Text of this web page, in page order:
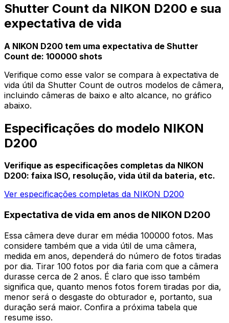
Shutter Count da NIKON D200 e sua
expectativa de vida
A NIKON D200 tem uma expectativa de Shutter
Count de: 100000 shots
Verifique como esse valor se compara à expectativa de
vida útil da Shutter Count de outros modelos de câmera,
incluindo câmeras de baixo e alto alcance, no gráfico
abaixo.
Especificações do modelo NIKON
D200
Verifique as especificações completas da NIKON
D200: faixa ISO, resolução, vida útil da bateria, etc.
Ver especificações completas da NIKON D200
Expectativa de vida em anos de NIKON D200
Essa câmera deve durar em média 100000 fotos. Mas
considere também que a vida útil de uma câmera,
medida em anos, dependerá do número de fotos tiradas
por dia. Tirar 100 fotos por dia faria com que a câmera
durasse cerca de 2 anos. É claro que isso também
significa que, quanto menos fotos forem tiradas por dia,
menor será o desgaste do obturador e, portanto, sua
duração será maior. Confira a próxima tabela que
resume isso.